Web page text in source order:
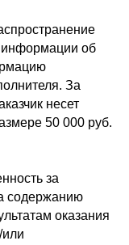
об
За
несет
50 000 руб.
за
содержанию
оказания
или